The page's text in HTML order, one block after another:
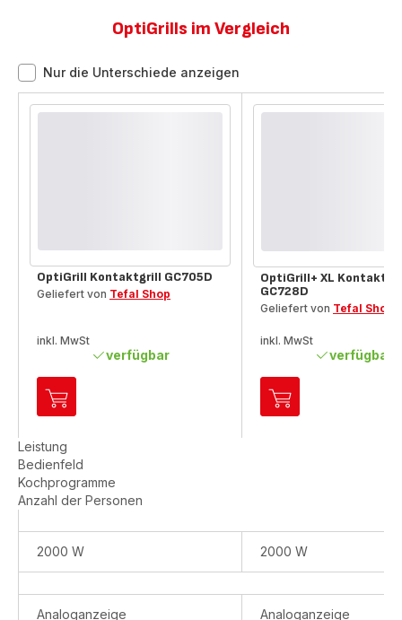
OptiGrills im Vergleich
Nur die Unterschiede anzeigen
Zum
OptiGrill
GC705D
OptiGrill Kontaktgrill GC705D
Geliefert von Tefal Shop
inkl. MwSt
verfügbar
Zum
OptiGrill+ XL
GC728D
Geliefert von Tefal Shop
inkl. MwSt
verfügbar
Leistung
Bedienfeld
Kochprogramme
Anzahl der Personen
2000 W 2000 W
Analoganzeige Analoganzeige